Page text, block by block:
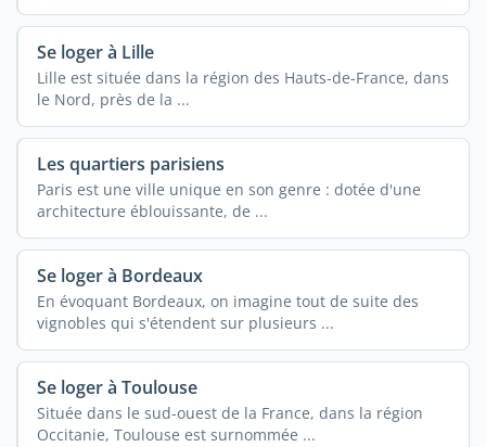
Se loger à Lille
Lille est située dans la région des Hauts-de-France, dans
le Nord, près de la ...
Les quartiers parisiens
Paris est une ville unique en son genre : dotée d'une
architecture éblouissante, de ...
Se loger à Bordeaux
En évoquant Bordeaux, on imagine tout de suite des
vignobles qui s'étendent sur plusieurs ...
Se loger à Toulouse
Située dans le sud-ouest de la France, dans la région
Occitanie, Toulouse est surnommée ...